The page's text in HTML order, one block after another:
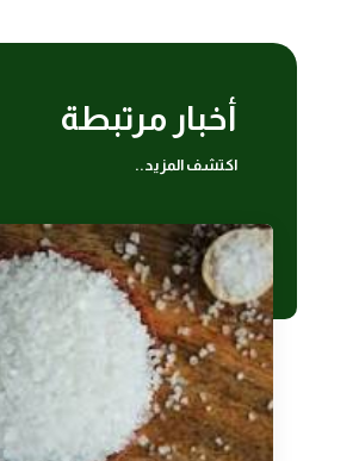
أخبار مرتبطة
اكتشف المزيد..